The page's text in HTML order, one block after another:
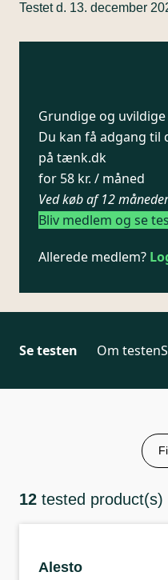
Testet d. 13. december
Grundige og
Du kan få adgang til
på tænk.dk
for 58 kr. / måned
Ved køb af 12
Bliv medlem og se
Allerede medlem?
Se testen Om testen
12 tested product(s)
Alesto